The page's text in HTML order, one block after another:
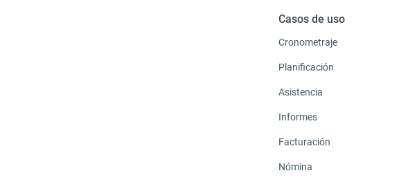
Casos de uso
Cronometraje
Planificación
Asistencia
Informes
Facturación
Nómina